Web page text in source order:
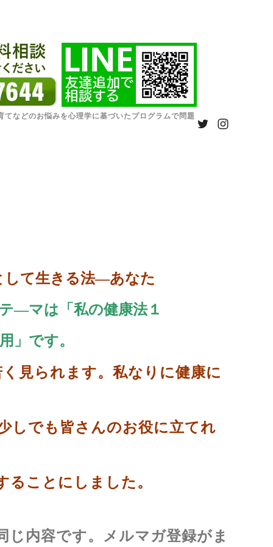
などのお悩みを心理学に基づいたプログラムで問題
て生きる法―あなた
―マは「私の健康法１
」です。
見られます。私なりに健康に
皆さんのお役に立てれ
にしました。
じ内容です。メルマガ登録がま